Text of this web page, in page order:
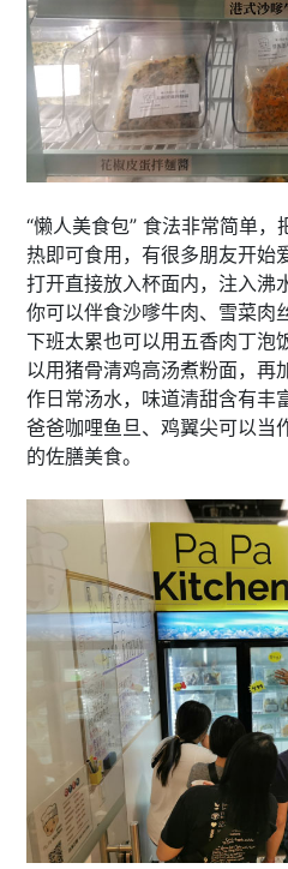
“懒人美食包” 食法非常简单
热即可食用，有很多朋友开始
打开直接放入杯面内，注入沸
你可以伴食沙嗲牛肉、雪菜肉
下班太累也可以用五香肉丁泡
以用猪骨清鸡高汤煮粉面，再
作日常汤水，味道清甜含有丰
爸爸咖哩鱼旦、鸡翼尖可以当
的佐膳美食。